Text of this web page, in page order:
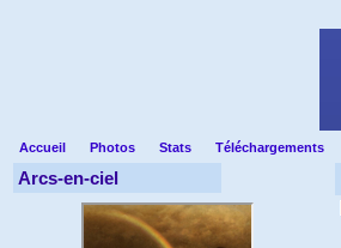
Accueil Photos Stats Téléchargements
Arcs-en-ciel